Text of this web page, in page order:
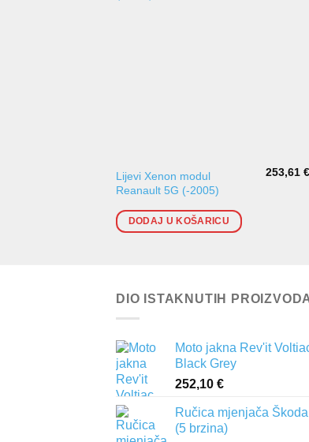
Lijevi Xenon modul
Reanault 5G (-2005)
253,61€
DODAJ U KOŠARICU
DIO ISTAKNUTIH
Moto jakna Rev'it
Black Grey
252,10 €
Ručica mjenjača Škoda
(5 brzina)